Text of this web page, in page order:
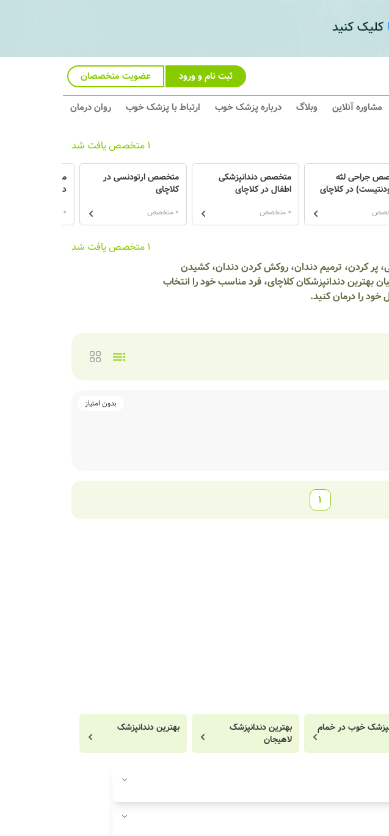
ثبت نام و ورود عضویت متخصصان
مشاوره آنلاین وبلاگ درباره پزشک خوب ارتباط با پزشک خوب روان درمان
1 متخصص یافت شد
جراحی لثه
در کلاچای
متخصص دندانپزشکی
اطفال در کلاچای
0 متخصص
متخصص ارتودنسی در
کلاچای
0 متخصص
متخصص پروتزهای
در کلاچای
0 متخصص
پر کردن، ترمیم دندان، روکش کردن دندان، کشیدن
بهترین دندانپزشکان کلاچای، فرد مناسب خود را انتخاب
را درمان کنید.
1 متخصص یافت شد
بدون امتیاز
1
خوب در خمام
بهترین دندانپزشک
لاهیجان
بهترین دندانپزشک